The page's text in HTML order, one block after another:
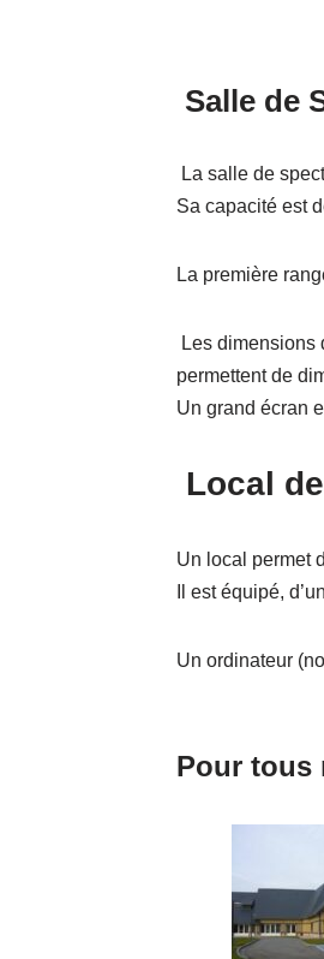
Salle de
La salle de
Sa capacité est
La première
Les dimensions
permettent de
Un grand écran
Local
Un local permet
Il est équipé,
Un ordinateur
Pour tous